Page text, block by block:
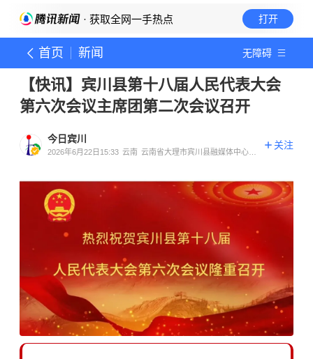
· 获取全网一手热点 打开
首页 新闻 无障碍
【快讯】宾川县第十八届人民代表大会
第六次会议主席团第二次会议召开
今日宾川
2026年6月22日15:33 云南 云南省大理市宾川县融媒体中心官
关注